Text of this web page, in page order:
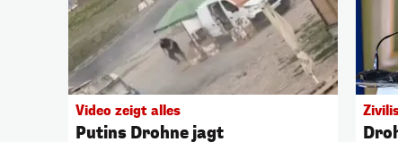
Video zeigt alles
Putins Drohne jagt